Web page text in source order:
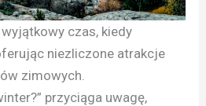
czas, kiedy
niezliczone atrakcje
zimowych.
przyciąga uwagę,